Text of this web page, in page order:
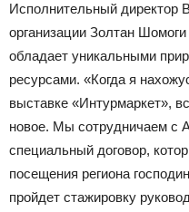
Исполнительный директор
организации Золтан
обладает уникальными
ресурсами. «Когда я
выставке «Интурмаркет»,
новое. Мы сотрудничаем с
специальный договор,
посещения региона
пройдет стажировку